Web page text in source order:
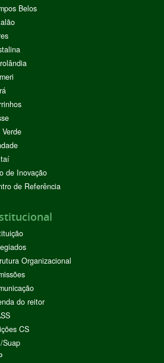
Belos
de Inovação
de Referência
Organizacional
do reitor
CS
Suap